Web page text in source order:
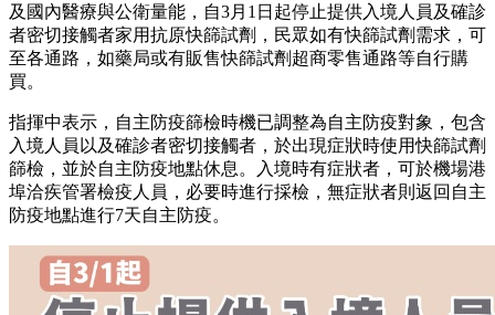
及國內醫療與公衛量能，自3月1日起停止提供入境人員及確診
者密切接觸者家用抗原快篩試劑，民眾如有快篩試劑需求，可
至各通路，如藥局或有販售快篩試劑超商零售通路等自行購
買。
指揮中表示，自主防疫篩檢時機已調整為自主防疫對象，包含
入境人員以及確診者密切接觸者，於出現症狀時使用快篩試劑
篩檢，並於自主防疫地點休息。入境時有症狀者，可於機場港
埠洽疾管署檢疫人員，必要時進行採檢，無症狀者則返回自主
防疫地點進行7天自主防疫。